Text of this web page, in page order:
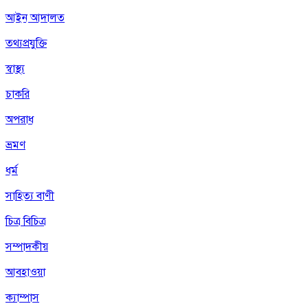
আইন আদালত
তথ্যপ্রযুক্তি
স্বাস্থ্য
চাকরি
অপরাধ
ভ্রমণ
ধর্ম
সাহিত্য বাণী
চিত্র বিচিত্র
সম্পাদকীয়
আবহাওয়া
ক্যাম্পাস